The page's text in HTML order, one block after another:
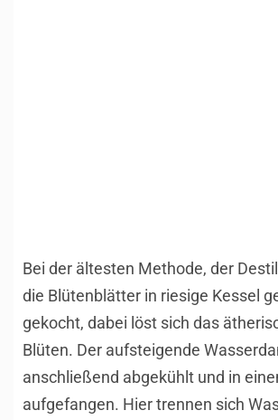
Bei der ältesten Methode, der
die Blütenblätter in riesige Kessel
gekocht, dabei löst sich das
Blüten. Der aufsteigende
anschließend abgekühlt und in
aufgefangen. Hier trennen sich